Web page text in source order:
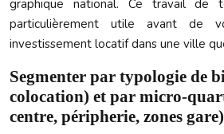
graphique national. Ce travail de
particulièrement utile avant de
investissement locatif dans une ville
Segmenter par typologie de
colocation) et par micro-
centre, péripherie, zones gare)